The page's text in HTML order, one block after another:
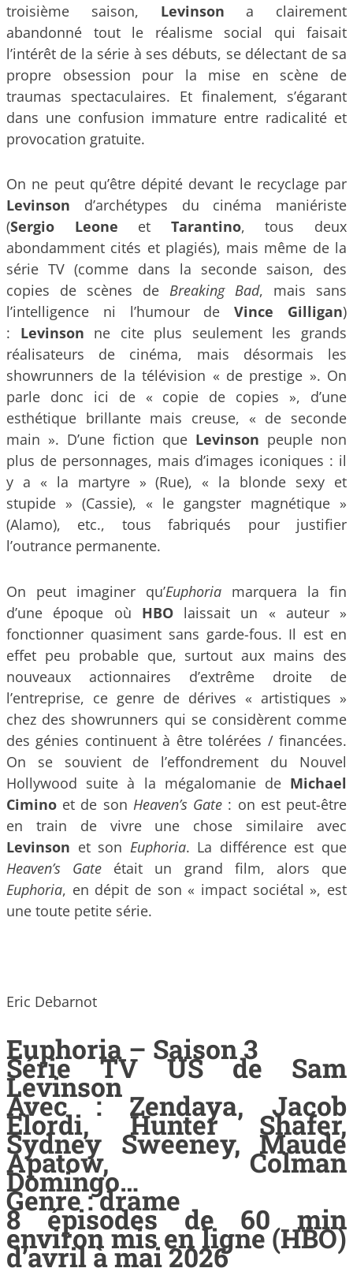
troisième saison, Levinson a clairement
abandonné tout le réalisme social qui faisait
l’intérêt de la série à ses débuts, se délectant de sa
propre obsession pour la mise en scène de
traumas spectaculaires. Et finalement, s’égarant
dans une confusion immature entre radicalité et
provocation gratuite.
On ne peut qu’être dépité devant le recyclage par
Levinson d’archétypes du cinéma maniériste
(Sergio Leone et Tarantino, tous deux
abondamment cités et plagiés), mais même de la
série TV (comme dans la seconde saison, des
copies de scènes de Breaking Bad, mais sans
l’intelligence ni l’humour deVince Gilligan)
: Levinson ne cite plus seulement les grands
réalisateurs de cinéma, mais désormais les
showrunners de la télévision « de prestige ». On
parle donc ici de « copie de copies », d’une
esthétique brillante mais creuse, « de seconde
main ». D’une fiction que Levinson peuple non
plus de personnages, mais d’images iconiques : il
y a « la martyre » (Rue), « la blonde sexy et
stupide » (Cassie), « le gangster magnétique »
(Alamo), etc., tous fabriqués pour justifier
l’outrance permanente.
On peut imaginer qu’Euphoria marquera la fin
d’une époque où HBOlaissait un « auteur »
fonctionner quasiment sans garde-fous. Il est en
effet peu probable que, surtout aux mains des
nouveaux actionnaires d’extrême droite de
l’entreprise, ce genre de dérives « artistiques »
chez des showrunners qui se considèrent comme
des génies continuent à être tolérées / financées.
On se souvient de l’effondrement du Nouvel
Hollywood suite à la mégalomanie de Michael
Cimino et de son Heaven’s Gate : on est peut-être
en train de vivre une chose similaire avec
Levinson et son Euphoria. La différence est que
Heaven’s Gate était un grand film, alors que
Euphoria, en dépit de son « impact sociétal », est
une toute petite série.
Eric Debarnot
Euphoria – Saison 3
Série TV US de Sam
Levinson
Avec : Zendaya, Jacob
Elordi, Hunter Shafer,
Sydney Sweeney, Maude
Apatow, Colman
Domingo…
Genre : drame
8 épisodes de 60 min
environ mis en ligne (HBO)
d’avril à mai 2026